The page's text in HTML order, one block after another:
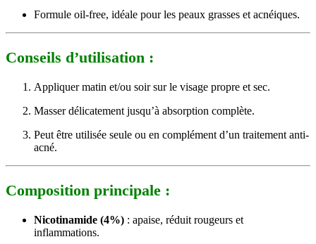
Formule oil-free, idéale pour les peaux grasses et acnéiques.
Conseils d’utilisation :
Appliquer matin et/ou soir sur le visage propre et sec.
Masser délicatement jusqu’à absorption complète.
Peut être utilisée seule ou en complément d’un traitement anti-
acné.
Composition principale :
Nicotinamide (4%) : apaise, réduit rougeurs et
inflammations.